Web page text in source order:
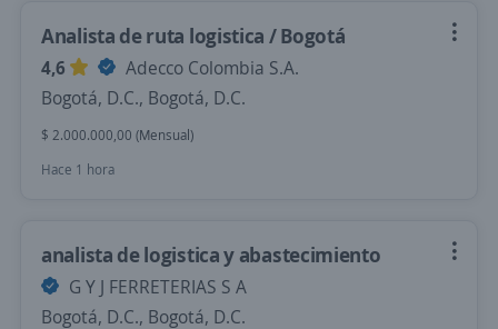
Analista de ruta logistica / Bogotá
4,6
Adecco Colombia S.A.
Bogotá, D.C., Bogotá, D.C.
$ 2.000.000,00 (Mensual)
Hace 1 hora
analista de logistica y abastecimiento
G Y J FERRETERIAS S A
Bogotá, D.C., Bogotá, D.C.